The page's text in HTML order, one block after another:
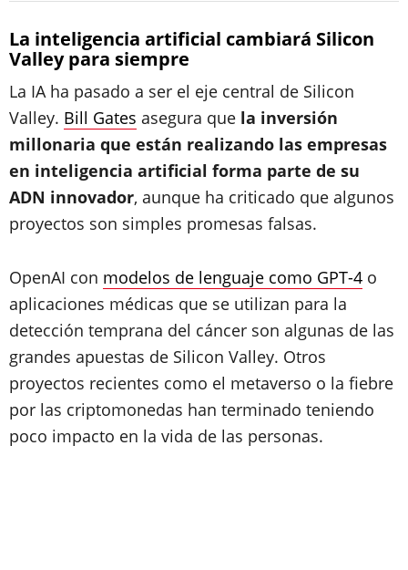
La inteligencia artificial cambiará Silicon
Valley para siempre
La IA ha pasado a ser el eje central de Silicon
Valley. Bill Gates asegura que la inversión
millonaria que están realizando las empresas
en inteligencia artificial forma parte de su
ADN innovador, aunque ha criticado que algunos
proyectos son simples promesas falsas.
OpenAI con modelos de lenguaje como GPT-4 o
aplicaciones médicas que se utilizan para la
detección temprana del cáncer son algunas de las
grandes apuestas de Silicon Valley. Otros
proyectos recientes como el metaverso o la fiebre
por las criptomonedas han terminado teniendo
poco impacto en la vida de las personas.